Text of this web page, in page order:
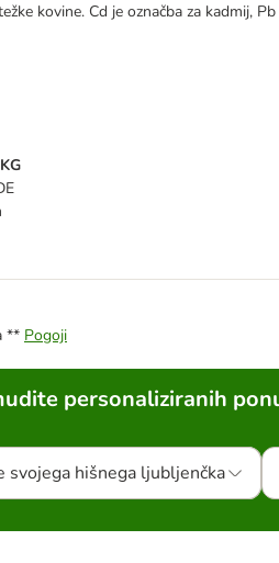
kovine. Cd je označba za kadmij,
** Pogoji
personaliziranih
svojega hišnega ljubljenčka